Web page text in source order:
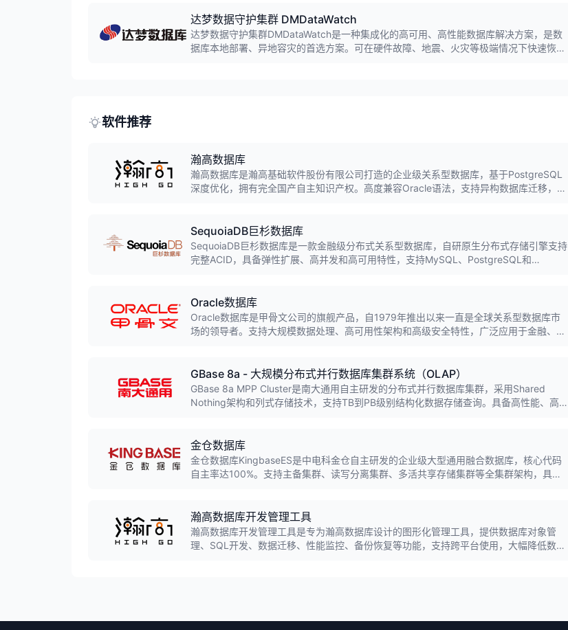
达梦数据守护集群 DMDataWatch
达梦数据守护集群DMDataWatch是一种集成化的高可用、高性能数据库解决方案，是数
据库本地部署、异地容灾的首选方案。可在硬件故障、地震、火灾等极端情况下快速恢复
软件推荐
瀚高数据库
瀚高数据库是瀚高基础软件股份有限公司打造的企业级关系型数据库，基于PostgreSQL
深度优化，拥有完全国产自主知识产权。高度兼容Oracle语法，支持异构数据库迁移，在
SequoiaDB巨杉数据库
SequoiaDB巨杉数据库是一款金融级分布式关系型数据库，自研原生分布式存储引擎支持
完整ACID，具备弹性扩展、高并发和高可用特性，支持MySQL、PostgreSQL和
Oracle数据库
Oracle数据库是甲骨文公司的旗舰产品，自1979年推出以来一直是全球关系型数据库市
场的领导者。支持大规模数据处理、高可用性架构和高级安全特性，广泛应用于金融、电
GBase 8a - 大规模分布式并行数据库集群系统（OLAP）
GBase 8a MPP Cluster是南大通用自主研发的分布式并行数据库集群，采用Shared
Nothing架构和列式存储技术，支持TB到PB级别结构化数据存储查询。具备高性能、高
金仓数据库
金仓数据库KingbaseES是中电科金仓自主研发的企业级大型通用融合数据库，核心代码
自主率达100%。支持主备集群、读写分离集群、多活共享存储集群等全集群架构，具备
瀚高数据库开发管理工具
瀚高数据库开发管理工具是专为瀚高数据库设计的图形化管理工具，提供数据库对象管
理、SQL开发、数据迁移、性能监控、备份恢复等功能，支持跨平台使用，大幅降低数据